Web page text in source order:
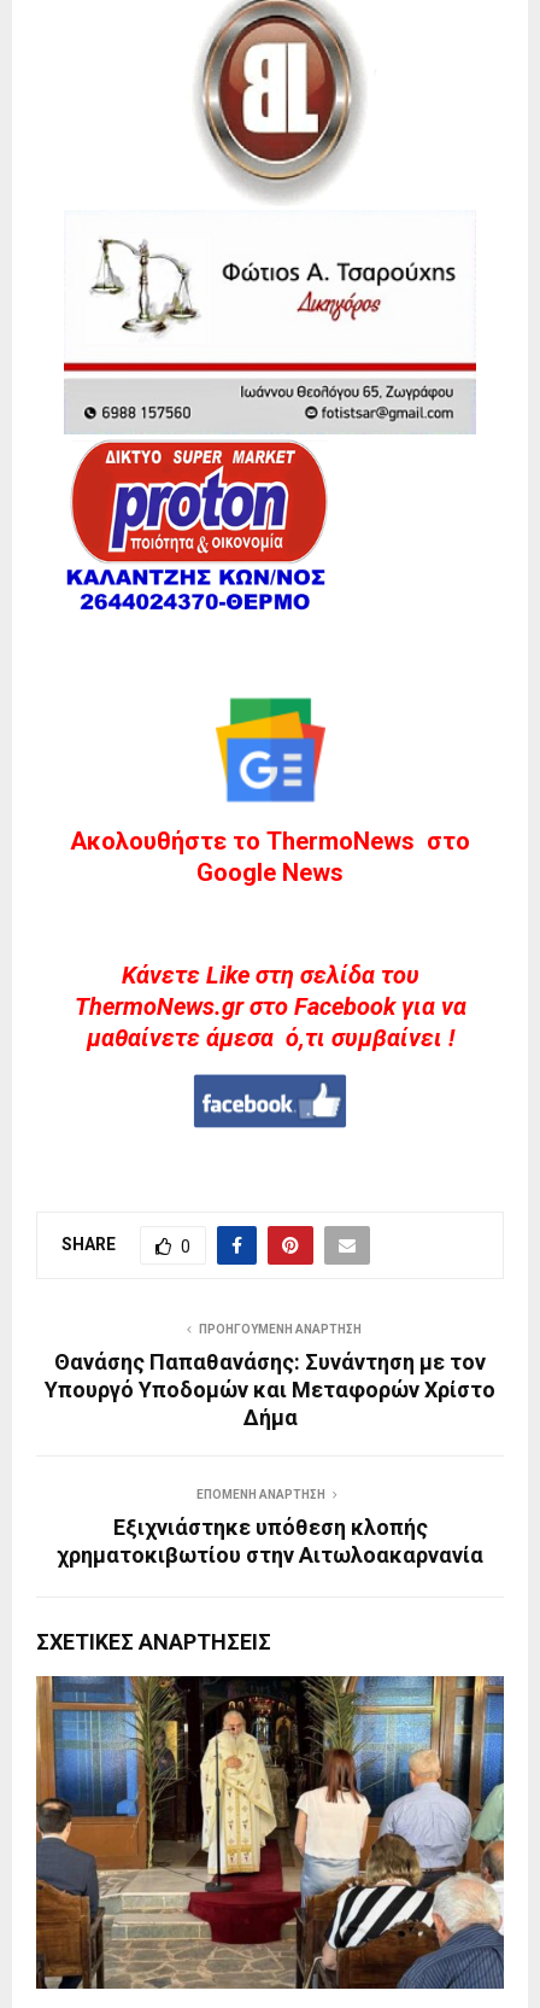
Ακολουθήστε το ThermoNews στο
Google News
Kάνετε Like στη σελίδα του
ThermoNews.gr στο Facebook για να
μαθαίνετε άμεσα ό,τι συμβαίνει !
SHARE 0
ΠΡΟΗΓΟΎΜΕΝΗ ΑΝΆΡΤΗΣΗ
Θανάσης Παπαθανάσης: Συνάντηση με τον
Υπουργό Υποδομών και Μεταφορών Χρίστο
Δήμα
ΕΠΌΜΕΝΗ ΑΝΆΡΤΗΣΗ
Εξιχνιάστηκε υπόθεση κλοπής
χρηματοκιβωτίου στην Αιτωλοακαρνανία
ΣΧΕΤΙΚΈΣ ΑΝΑΡΤΉΣΕΙΣ